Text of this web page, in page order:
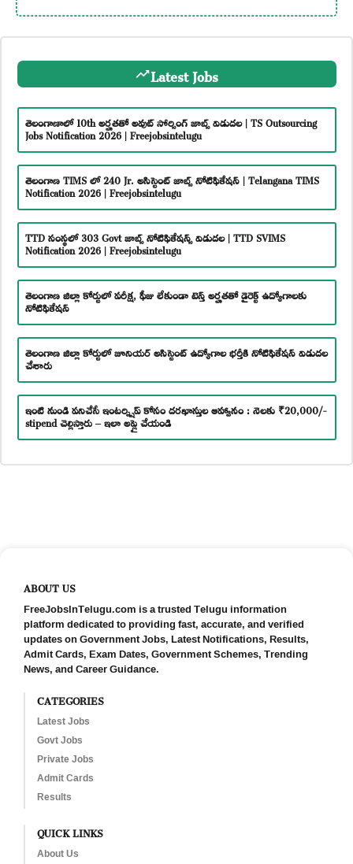
Latest Jobs
తెలంగాణాలో 10th అర్హతతో అవుట్ సోర్సింగ్ జాబ్స్ విడుదల | TS Outsourcing
Jobs Notification 2026 | Freejobsintelugu
తెలంగాణ TIMS లో 240 Jr. అసిస్టెంట్ జాబ్స్ నోటిఫికేషన్ | Telangana TIMS
Notification 2026 | Freejobsintelugu
TTD సంస్థలో 303 Govt జాబ్స్ నోటిఫికేషన్స్ విడుదల | TTD SVIMS
Notification 2026 | Freejobsintelugu
తెలంగాణ జిల్లా కోర్టులో పరీక్ష, ఫీజు లేకుండా టెన్త్ అర్హతతో డైరెక్ట్ ఉద్యోగాలకు
నోటిఫికేషన్
తెలంగాణ జిల్లా కోర్టులో జూనియర్ అసిస్టెంట్ ఉద్యోగాల భర్తీకి నోటిఫికేషన్ విడుదల
చేశారు
ఇంటి నుండి పనిచేసే ఇంటర్న్షిప్ కోసం దరఖాస్తుల ఆహ్వానం : నెలకు ₹20,000/-
stipend చెల్లిస్తారు – ఇలా అప్లై చేయండి
ABOUT US
FreeJobsInTelugu.com is a trusted Telugu information
platform dedicated to providing fast, accurate, and verified
updates on Government Jobs, Latest Notifications, Results,
Admit Cards, Exam Dates, Government Schemes, Trending
News, and Career Guidance.
CATEGORIES
Latest Jobs
Govt Jobs
Private Jobs
Admit Cards
Results
QUICK LINKS
About Us